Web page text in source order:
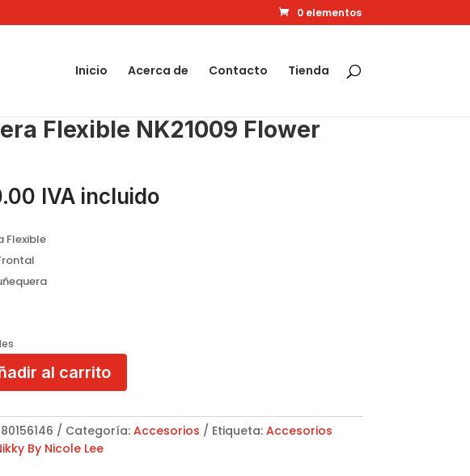
0 elementos
Inicio Acerca de Contacto Tienda
Flexible NK21009 Flower
IVA incluido
Flexible
al carrito
Categoría: Accesorios Etiqueta: Accesorios
By Nicole Lee